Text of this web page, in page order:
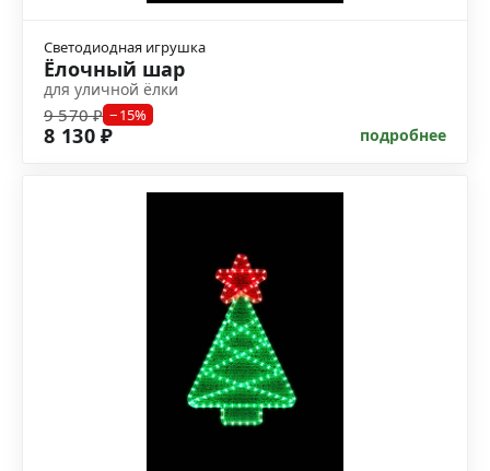
Светодиодная игрушка
Ёлочный шар
для уличной ёлки
9 570 ₽ −15%
8 130 ₽ подробнее